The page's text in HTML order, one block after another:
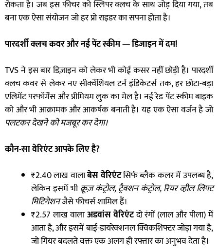
रोकता है। जब इस फीचर को स्लिपर क्लच के साथ जोड़ दिया गया, तब
बना एक ऐसा संयोजन जो हर प्रो राइडर का सपना होता है।
पारदर्शी क्लच कवर और नई पेंट स्कीम—डिजाइन में दम!
TVS ने इस बार डिज़ाइन को लेकर भी कोई कसर नहीं छोड़ी है। पारदर्शी
क्लच कवर से लेकर नए सीक्वेंशियल टर्न इंडिकेटर्स तक, हर छोटा-बड़ा
एलिमेंट परफॉर्मेंस और प्रीमियम लुक का मेल है। नई रेड पेंट स्कीम बाइक
को और भी आक्रामक और आकर्षक बनाती है। यह एक ऐसा वर्जन है जो
पलटकर देखने को मजबूर कर देगा।
कौन-सा वेरिएंट आपके लिए है?
₹2.40 लाख वालाबेस वेरिएंटसिर्फ ब्लैक कलर में उपलब्ध है,
लेकिन इसमें भीक्रूज़ कंट्रोल,ट्रैक्शन कंट्रोल,रियर व्हील लिफ्ट
मिटिगेशनजैसे फीचर्स शामिल हैं।
₹2.57 लाख वालाअडवांस वेरिएंटदो रंगों (लाल और पीला) में
आता है, और इसमें बाई-डायरेक्शनल क्विकशिफ्टर जोड़ा गया है,
जो गियर बदलते वक्त एक अलग ही रफ्तार का अनुभव देता है।